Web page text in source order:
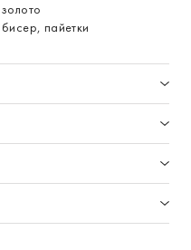
золото
бисер, пайетки